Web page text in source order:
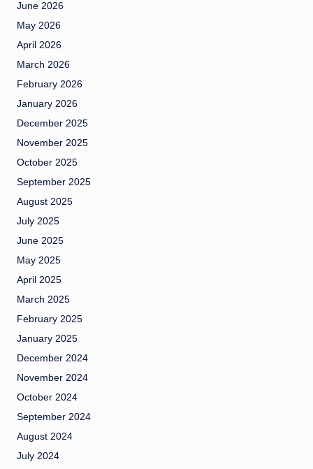
June 2026
May 2026
April 2026
March 2026
February 2026
January 2026
December 2025
November 2025
October 2025
September 2025
August 2025
July 2025
June 2025
May 2025
April 2025
March 2025
February 2025
January 2025
December 2024
November 2024
October 2024
September 2024
August 2024
July 2024